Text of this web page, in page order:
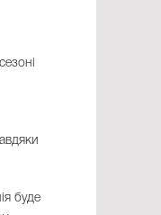
буде